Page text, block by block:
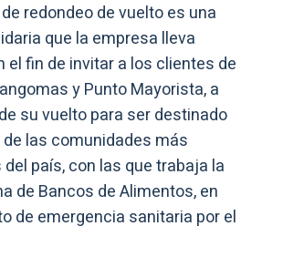
redondeo de vuelto es una
que la empresa lleva
el fin de invitar a los clientes de
y Punto Mayorista, a
su vuelto para ser destinado
las comunidades más
país, con las que trabaja la
de Bancos de Alimentos, en
de emergencia sanitaria por el